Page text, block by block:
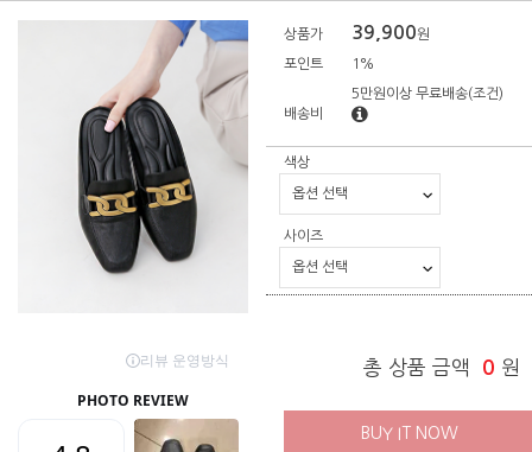
상품가 39,900원
포인트 1%
배송비
5만원이상 무료배송(조건)
색상
사이즈
총 상품 금액 0 원
BUY IT NOW